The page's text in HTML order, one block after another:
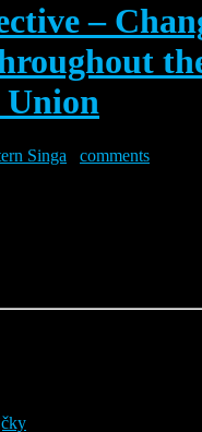
–
Union
Singa
comments